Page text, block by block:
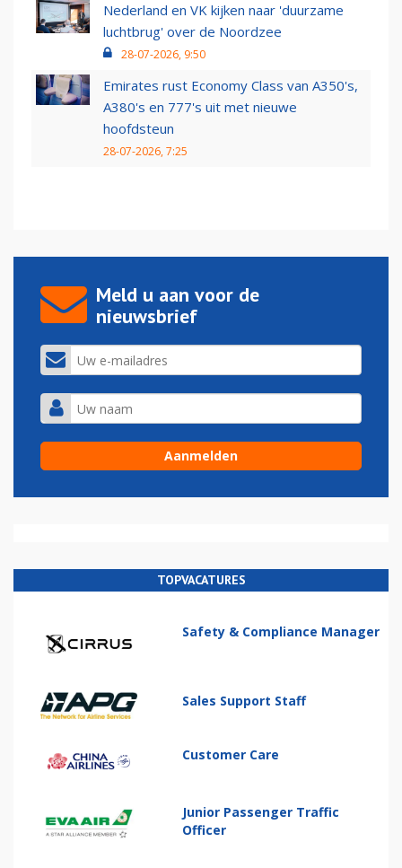
Nederland en VK kijken naar 'duurzame
luchtbrug' over de Noordzee
28-07-2026, 9:50
Emirates rust Economy Class van A350's,
A380's en 777's uit met nieuwe
hoofdsteun
28-07-2026, 7:25
Meld u aan voor de
nieuwsbrief
TOPVACATURES
Safety & Compliance Manager
Sales Support Staff
Customer Care
Junior Passenger Traffic
Officer